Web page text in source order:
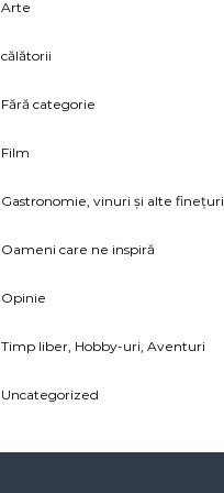
Arte
călătorii
Fără categorie
Film
Gastronomie, vinuri și alte finețuri
Oameni care ne inspiră
Opinie
Timp liber, Hobby-uri, Aventuri
Uncategorized